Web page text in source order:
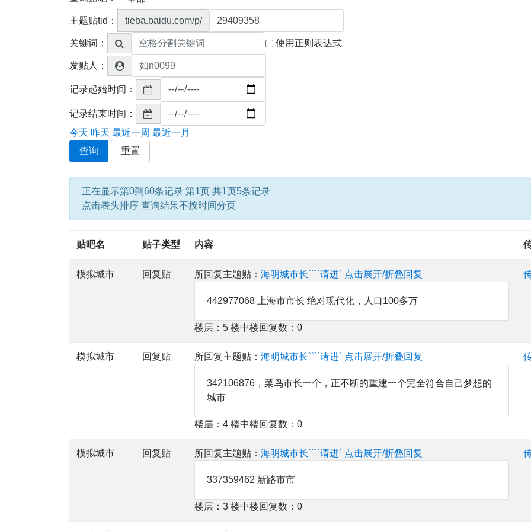
主题贴tid： tieba.baidu.com/p/
关键词： 使用正则表达式
发贴人：
记录起始时间：
记录结束时间：
今天 昨天 最近一周 最近一月
查询
重置
正在显示第0到60条记录 第1页 共1页5条记录
点击表头排序 查询结果不按时间分页
贴吧名 贴子类型 内容
模拟城市 回复贴 所回复主题贴： 海明城市长````请进` 点击展开/折叠回复
442977068 上海市市长 绝对现代化，人口100多万
楼层：5 楼中楼回复数：0
模拟城市 回复贴 所回复主题贴： 海明城市长````请进` 点击展开/折叠回复
342106876，菜鸟市长一个，正不断的重建一个完全符合自己梦想的
城市
楼层：4 楼中楼回复数：0
模拟城市 回复贴 所回复主题贴： 海明城市长````请进` 点击展开/折叠回复
337359462 新路市市
楼层：3 楼中楼回复数：0